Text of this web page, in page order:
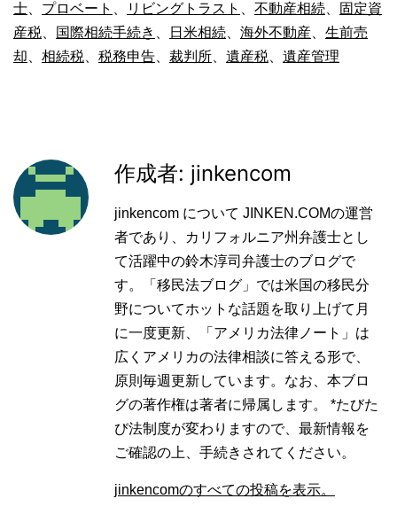
士 プロベート リビングトラスト 不動産相続
固定資
産税
国際相続手続き 日米相続 海外不動産
生前売
却
相続税 税務申告 裁判所 遺産税 遺産管理
作成者: jinkencom
jinkencom について JINKEN.COMの運営
者であり、カリフォルニア州弁護士とし
て活躍中の鈴木淳司弁護士のブログで
す。「移民法ブログ」では米国の移民分
野についてホットな話題を取り上げて月
に一度更新、「アメリカ法律ノート」は
広くアメリカの法律相談に答える形で、
原則毎週更新しています。なお、本ブロ
グの著作権は著者に帰属します。 *たびた
び法制度が変わりますので、最新情報を
ご確認の上、手続きされてください。
jinkencomのすべての投稿を表示。